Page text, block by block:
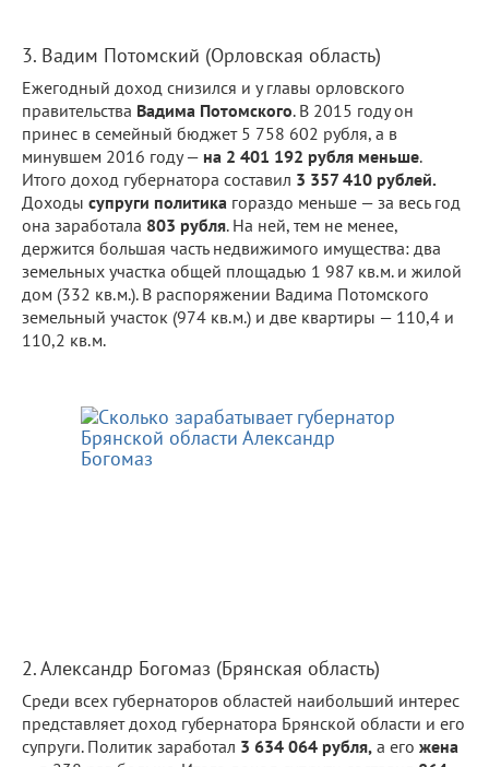
3. Вадим Потомский (Орловская область)
Ежегодный доход снизился и у главы орловского
правительства Вадима Потомского. В 2015 году он
принес в семейный бюджет 5 758 602 рубля, а в
минувшем 2016 году — на 2 401 192 рубля меньше.
Итого доход губернатора составил 3 357 410 рублей.
Доходы супруги политика гораздо меньше — за весь год
она заработала 803 рубля. На ней, тем не менее,
держится большая часть недвижимого имущества: два
земельных участка общей площадью 1 987 кв.м. и жилой
дом (332 кв.м.). В распоряжении Вадима Потомского
земельный участок (974 кв.м.) и две квартиры — 110,4 и
110,2 кв.м.
2. Александр Богомаз (Брянская область)
Среди всех губернаторов областей наибольший интерес
представляет доход губернатора Брянской области и его
супруги. Политик заработал 3 634 064 рубля, а его жена